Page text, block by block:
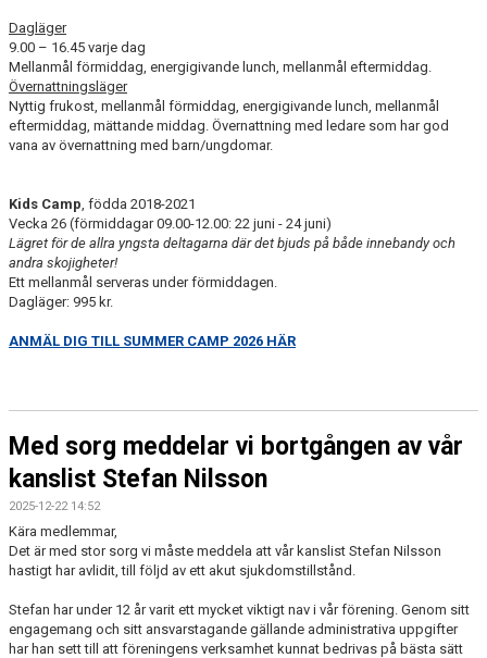
Dagläger
9.00 – 16.45 varje dag
Mellanmål förmiddag, energigivande lunch, mellanmål eftermiddag.
Övernattningsläger
Nyttig frukost, mellanmål förmiddag, energigivande lunch, mellanmål
eftermiddag, mättande middag. Övernattning med ledare som har god
vana av övernattning med barn/ungdomar.
Kids Camp , födda 2018-2021
Vecka 26 (förmiddagar 09.00-12.00: 22 juni - 24 juni)
Lägret för de allra yngsta deltagarna där det bjuds på både innebandy och
andra skojigheter!
Ett mellanmål serveras under förmiddagen.
Dagläger: 995 kr.
ANMÄL DIG TILL SUMMER CAMP 2026 HÄR
Med sorg meddelar vi bortgången av vår
kanslist Stefan Nilsson
2025-12-22 14:52
Kära medlemmar,
Det är med stor sorg vi måste meddela att vår kanslist Stefan Nilsson
hastigt har avlidit, till följd av ett akut sjukdomstillstånd.
Stefan har under 12 år varit ett mycket viktigt nav i vår förening. Genom sitt
engagemang och sitt ansvarstagande gällande administrativa uppgifter
har han sett till att föreningens verksamhet kunnat bedrivas på bästa sätt